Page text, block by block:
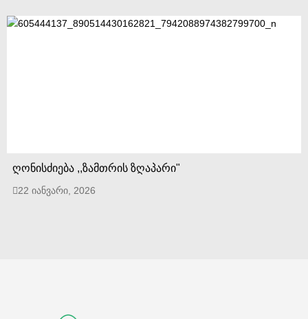
ღონისძიება ,,ზამთრის ზღაპარი"
22 იანვარი, 2026